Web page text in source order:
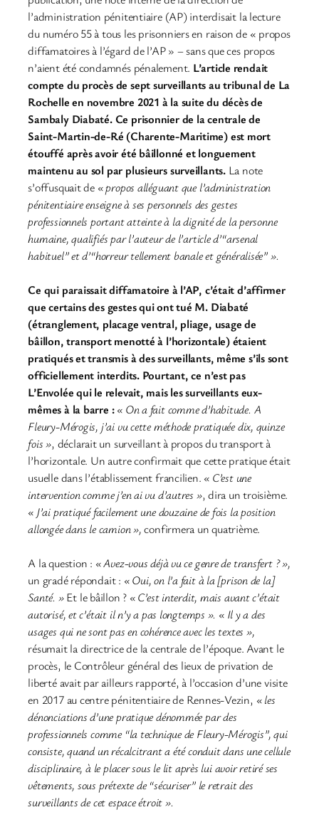
l’administration pénitentiaire (AP) interdisait la lecture
du numéro 55 à tous les prisonniers en raison de « propos
diffamatoires à l’égard de l’AP » – sans que ces propos
n’aient été condamnés pénalement. L’article rendait
compte du procès de sept surveillants au tribunal de La
Rochelle en novembre 2021 à la suite du décès de
Sambaly Diabaté. Ce prisonnier de la centrale de
Saint-Martin-de-Ré (Charente-Maritime) est mort
étouffé après avoir été bâillonné et longuement
maintenu au sol par plusieurs surveillants.La note
s’offusquait de « propos alléguant que l’administration
pénitentiaire enseigne à ses personnels des gestes
professionnels portant atteinte à la dignité de la personne
humaine, qualifiés par l’auteur de l’article d’“arsenal
habituel” et d’“horreur tellement banale et généralisée” ».
Ce qui paraissait diffamatoire à l’AP, c’était d’affirmer
que certains des gestes qui ont tué M. Diabaté
(étranglement, placage ventral, pliage, usage de
bâillon, transport menotté à l’horizontale) étaient
pratiqués et transmis à des surveillants, même s’ils sont
officiellement interdits. Pourtant, ce n’est pas
L’Envolée qui le relevait, mais les surveillants eux-
mêmes à la barre : « On a fait comme d’habitude. A
Fleury-Mérogis, j’ai vu cette méthode pratiquée dix, quinze
fois », déclarait un surveillant à propos du transport à
l’horizontale. Un autre confirmait que cette pratique était
usuelle dans l’établissement francilien. « C’est une
intervention comme j’en ai vu d’autres », dira un troisième.
« J’ai pratiqué facilement une douzaine de fois la position
allongée dans le camion »,confirmera un quatrième.
A la question : « Avez-vous déjà vu ce genre de transfert ? »,
un gradé répondait : « Oui, on l’a fait à la [prison de la]
Santé. »Et le bâillon ? « C’est interdit, mais avant c’était
autorisé, et c’était il n’y a pas longtemps ». « Il y a des
usages qui ne sont pas en cohérence avec les textes »,
résumait la directrice de la centrale de l’époque. Avant le
procès, le Contrôleur général des lieux de privation de
liberté avait par ailleurs rapporté, à l’occasion d’une visite
en 2017 au centre pénitentiaire de Rennes-Vezin, « les
dénonciations d’une pratique dénommée par des
professionnels comme “la technique de Fleury-Mérogis”, qui
consiste, quand un récalcitrant a été conduit dans une cellule
disciplinaire, à le placer sous le lit après lui avoir retiré ses
vêtements, sous prétexte de “sécuriser” le retrait des
surveillants de cet espace étroit ».